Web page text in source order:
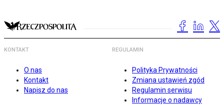
KONTAKT
O nas
Kontakt
Napisz do nas
REGULAMIN
Polityka Prywatności
Zmiana ustawień zgód
Regulamin serwisu
Informacje o nadawcy